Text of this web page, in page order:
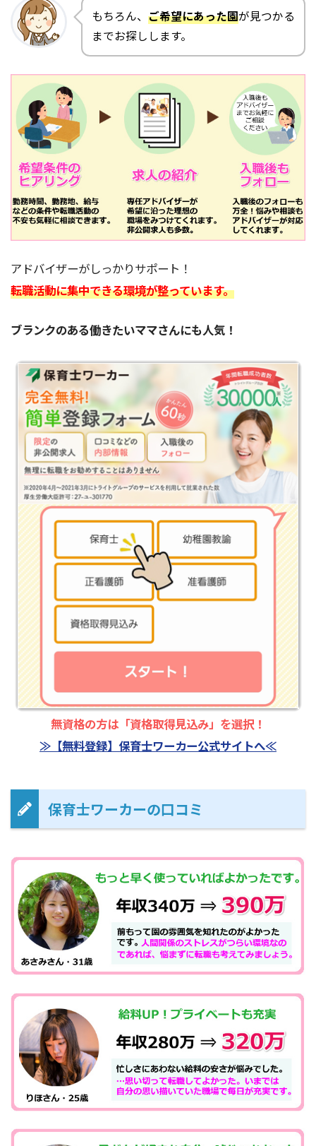
もちろん、 ご希望にあった園が見つかる
までお探しします。
アドバイザーがしっかりサポート！
転職活動に集中できる環境が整っています。
ブランクのある働きたいママさんにも人気！
無資格の方は「資格取得見込み」を選択！
≫【無料登録】保育士ワーカー公式サイトへ≪
保育士ワーカーの口コミ